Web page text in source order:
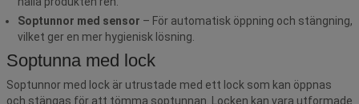
Soptunnor med sensor – För automatisk öppning och stängning,
vilket ger en mer hygienisk lösning.
Soptunna med lock
Soptunnor med lock är utrustade med ett lock som kan öppnas
och stängas för att tömma soptunnan. Locken kan vara utformade